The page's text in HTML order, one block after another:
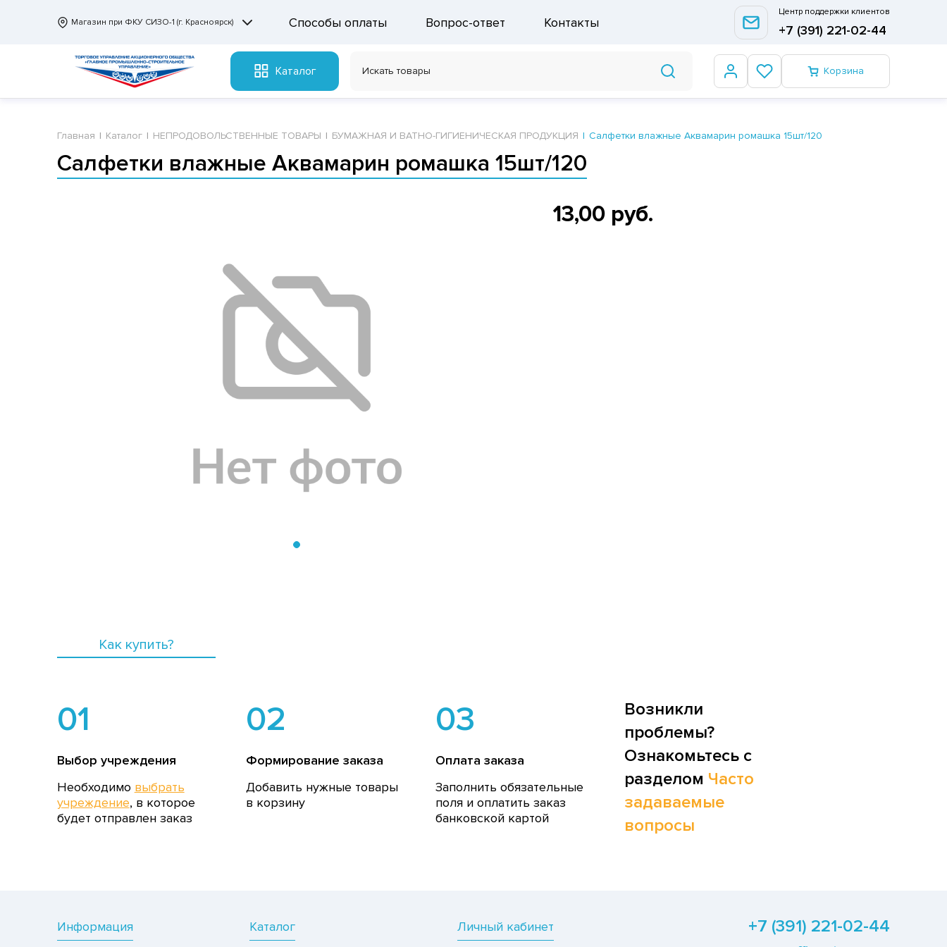
Магазин при ФКУ СИЗО-1 (г. Красноярск) Способы оплаты Вопрос-ответ Контакты
Центр поддержки клиентов
+7 (391) 221-02-44
Каталог Корзина
Главная Каталог НЕПРОДОВОЛЬСТВЕННЫЕ ТОВАРЫ БУМАЖНАЯ И ВАТНО-ГИГИЕНИЧЕСКАЯ ПРОДУКЦИЯ Салфетки влажные Аквамарин ромашка 15шт/120
Салфетки влажные Аквамарин ромашка 15шт/120
13,00 руб.
Как купить?
01
Выбор учреждения
Необходимо выбрать
учреждение, в которое
будет отправлен заказ
02
Формирование заказа
Добавить нужные товары
в корзину
03
Оплата заказа
Заполнить обязательные
поля и оплатить заказ
банковской картой
Возникли
проблемы?
Ознакомьтесь с
разделом Часто
задаваемые
вопросы
Информация Каталог Личный кабинет +7 (391) 221-02-44